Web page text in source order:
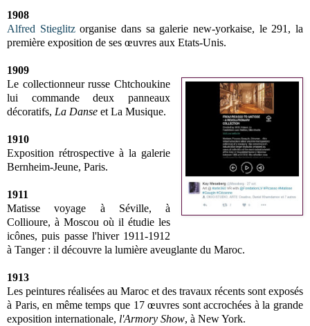
1908
Alfred Stieglitzorganise dans sa galerie new-yorkaise, le 291, la
première exposition de ses œuvres aux Etats-Unis.
1909
Le collectionneur russe Chtchoukine
lui commande deux panneaux
décoratifs, La Danse et La Musique.
1910
Exposition rétrospective à la galerie
Bernheim-Jeune, Paris.
1911
Matisse voyage à Séville, à
Collioure, à Moscou où il étudie les
icônes, puis passe l'hiver 1911-1912
à Tanger : il découvre la lumière aveuglante du Maroc.
1913
Les peintures réalisées au Maroc et des travaux récents sont exposés
à Paris, en même temps que 17 œuvres sont accrochées à la grande
exposition internationale, l'Armory Show, à New York.